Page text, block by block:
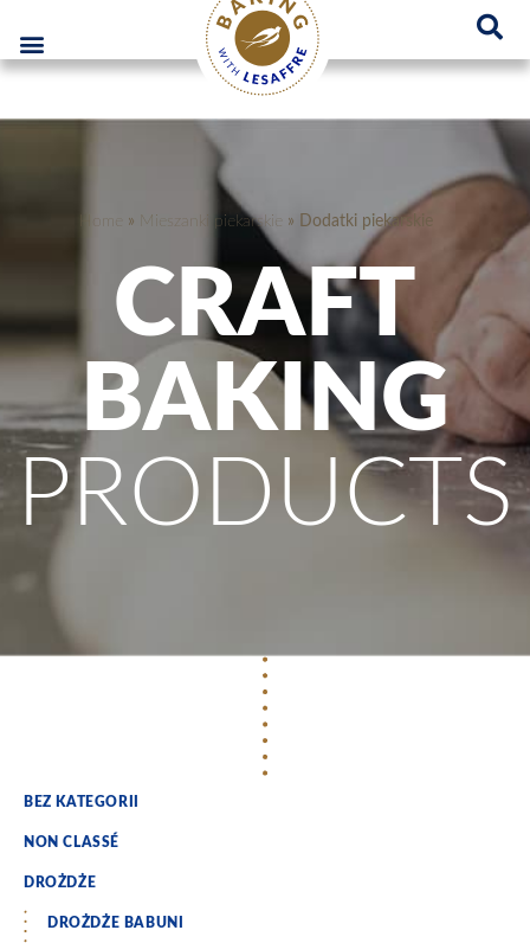
Lesaffre Polska – Miejsce innowacyjnych rozwiązań piekarniczych
GO
Home » Mieszanki piekarskie » Dodatki piekarskie
CRAFT
BAKING
PRODUCTS
BEZ KATEGORII
NON CLASSÉ
DROŻDŻE
DROŻDŻE BABUNI